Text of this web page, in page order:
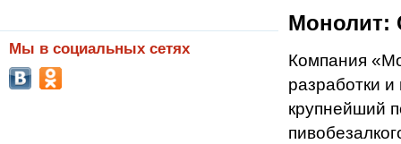
Мы в социальных сетях
Монолит:
Компания
разработки
крупнейший